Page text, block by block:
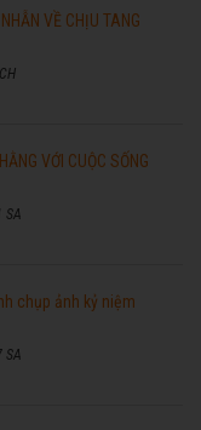
VỀ CHỊU TANG
VỚI CUỘC SỐNG
SA
chụp ảnh kỷ niệm
SA